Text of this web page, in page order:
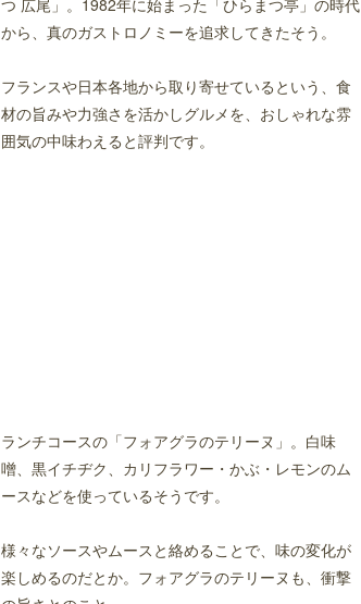
つ 広尾」。1982年に始まった「ひらまつ亭」の時代
から、真のガストロノミーを追求してきたそう。
フランスや日本各地から取り寄せているという、食
材の旨みや力強さを活かしグルメを、おしゃれな雰
囲気の中味わえると評判です。
ランチコースの「フォアグラのテリーヌ」。白味
噌、黒イチヂク、カリフラワー・かぶ・レモンのム
ースなどを使っているそうです。
様々なソースやムースと絡めることで、味の変化が
楽しめるのだとか。フォアグラのテリーヌも、衝撃